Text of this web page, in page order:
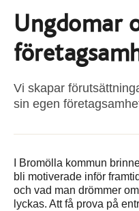
Ungdomar
Vi skapar
sin egen
I Bromölla kommun
bli motiverade inför
och vad man drömmer
lyckas. Att få prova på